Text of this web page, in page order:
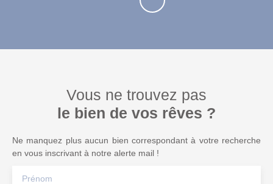
Vous ne trouvez pas
le bien de vos rêves ?
Ne manquez plus aucun bien correspondant à votre recherche
en vous inscrivant à notre alerte mail !
Prénom